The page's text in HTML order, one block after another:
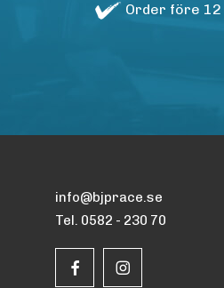
Order före
info@bjprace.se
Tel. 0582 - 230 70